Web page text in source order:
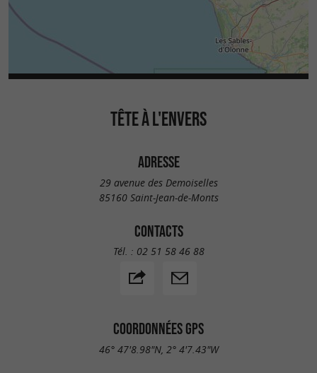
TÊTE À L'ENVERS
ADRESSE
29 avenue des Demoiselles
85160 Saint-Jean-de-Monts
CONTACTS
Tél. : 02 51 58 46 88
COORDONNÉES GPS
46° 47'8.98"N, 2° 4'7.43"W